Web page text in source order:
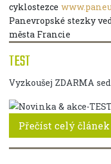
TEST
Vyzkoušej ZDARMA
Přečíst celý článek
cyklostezce
Panevropské stezky
města Francie